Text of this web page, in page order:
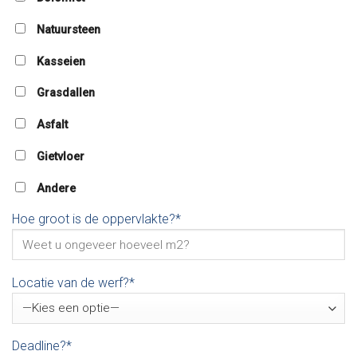
Natuursteen
Kasseien
Grasdallen
Asfalt
Gietvloer
Andere
Hoe groot is de oppervlakte?*
Locatie van de werf?*
Deadline?*